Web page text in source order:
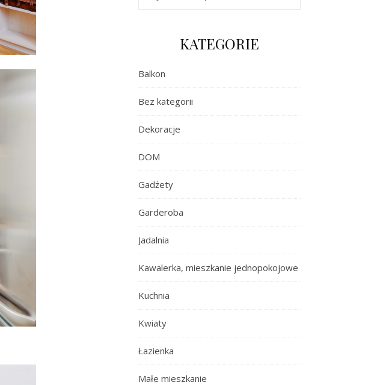
KATEGORIE
Balkon
Bez kategorii
Dekoracje
DOM
Gadżety
Garderoba
Jadalnia
Kawalerka, mieszkanie jednopokojowe
Kuchnia
Kwiaty
Łazienka
Małe mieszkanie